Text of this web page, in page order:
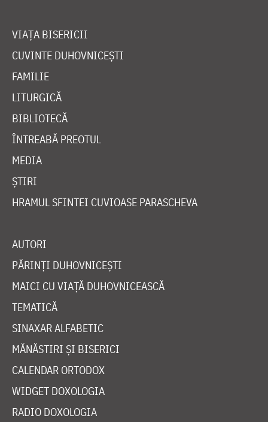
VIAȚA BISERICII
CUVINTE DUHOVNICEȘTI
FAMILIE
LITURGICĂ
BIBLIOTECĂ
ÎNTREABĂ PREOTUL
MEDIA
ȘTIRI
HRAMUL SFINTEI CUVIOASE PARASCHEVA
AUTORI
PĂRINȚI DUHOVNICEȘTI
MAICI CU VIAȚĂ DUHOVNICEASCĂ
TEMATICĂ
SINAXAR ALFABETIC
MĂNĂSTIRI ȘI BISERICI
CALENDAR ORTODOX
WIDGET DOXOLOGIA
RADIO DOXOLOGIA